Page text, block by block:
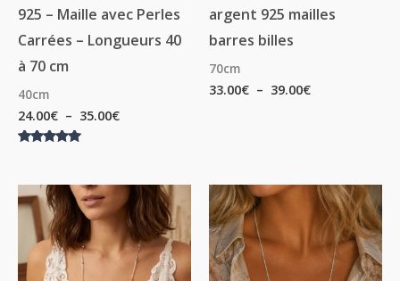
925 – Maille avec Perles
Carrées – Longueurs 40
à 70 cm
40cm
24.00€ – 35.00€
argent 925 mailles
barres billes
70cm
33.00€ – 39.00€
Plage
de
prix :
35.00€
à
40.00€
Plage
de
prix :
35.00€
à
40.00€